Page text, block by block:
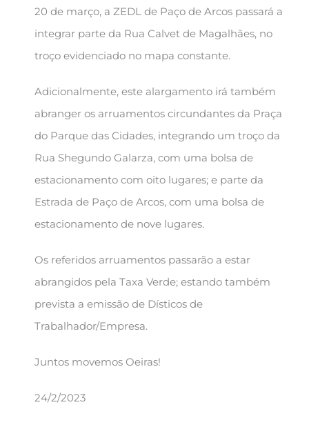
20 de março, a ZEDL de Paço de Arcos passará a
integrar parte da Rua Calvet de Magalhães, no
troço evidenciado no mapa constante.
Adicionalmente, este alargamento irá também
abranger os arruamentos circundantes da Praça
do Parque das Cidades, integrando um troço da
Rua Shegundo Galarza, com uma bolsa de
estacionamento com oito lugares; e parte da
Estrada de Paço de Arcos, com uma bolsa de
estacionamento de nove lugares.
Os referidos arruamentos passarão a estar
abrangidos pela Taxa Verde; estando também
prevista a emissão de Dísticos de
Trabalhador/Empresa.
Juntos movemos Oeiras!
24/2/2023